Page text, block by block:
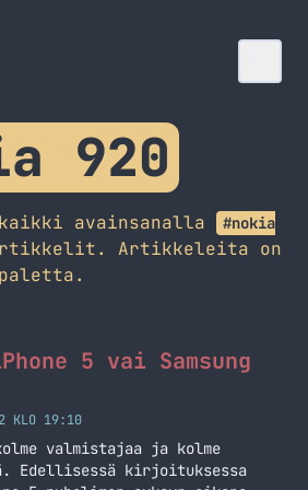
920
avainsanalla
#nokia
Artikkeleita on
5 vai Samsung
KLO 19:10
valmistajaa ja kolme
Edellisessä kirjoituksessa